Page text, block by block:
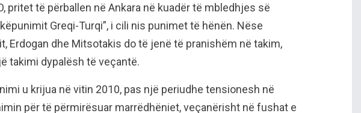
pritet të përballen në Ankara në kuadër të mbledhjes së
Greqi-Turqi”, i cili nis punimet të hënën. Nëse
Erdogan dhe Mitsotakis do të jenë të pranishëm në takim,
takimi dypalësh të veçantë.
u krijua në vitin 2010, pas një periudhe tensionesh në
për të përmirësuar marrëdhëniet, veçanërisht në fushat e